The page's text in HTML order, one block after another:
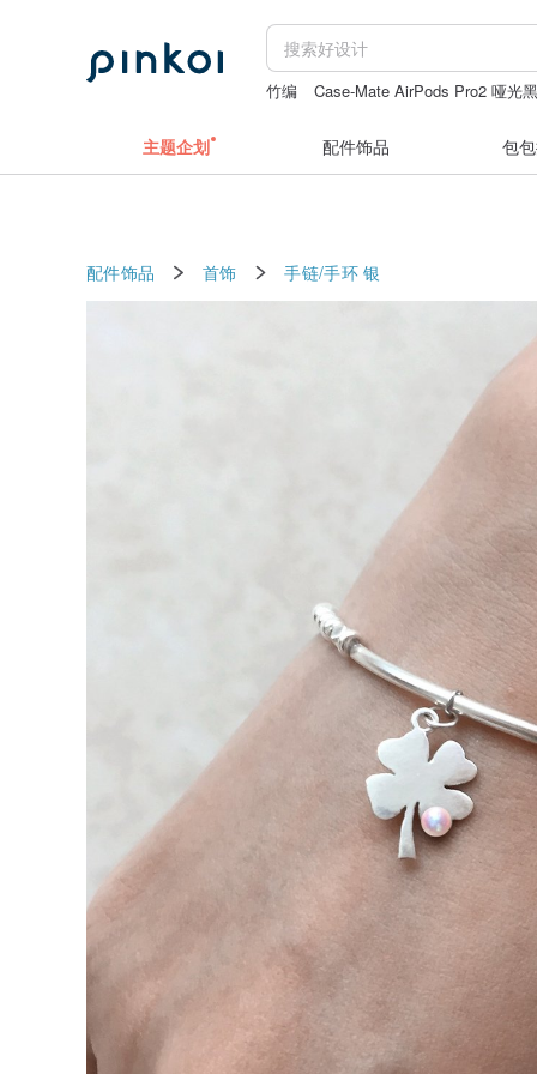
竹编
Case-Mate AirPods Pro2 哑光
主题企划 配件饰品 包
配件饰品 首饰 手链/手环 银